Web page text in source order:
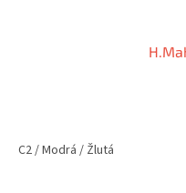
C2 / Modrá / Žlutá